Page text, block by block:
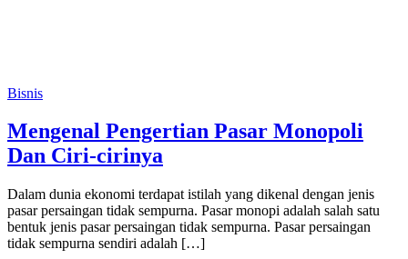
Bisnis
Mengenal Pengertian Pasar Monopoli
Dan Ciri-cirinya
Dalam dunia ekonomi terdapat istilah yang dikenal dengan jenis
pasar persaingan tidak sempurna. Pasar monopi adalah salah satu
bentuk jenis pasar persaingan tidak sempurna. Pasar persaingan
tidak sempurna sendiri adalah […]